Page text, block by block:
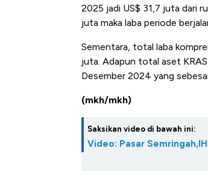
2025 jadi US$ 31,7 juta dari
juta maka laba periode
Sementara, total laba
juta. Adapun total aset
Desember 2024 yang
(mkh/mkh)
Saksikan video di bawah ini:
Video: Pasar